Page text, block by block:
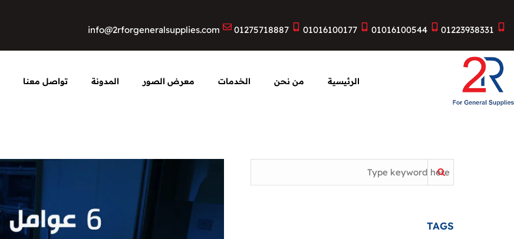
01223938331
01016100544
01016100177
01275718887
info@2rforgeneralsupplies.com
الرئيسية من نحن الخدمات معرض الصور المدونة تواصل معنا
TAGS